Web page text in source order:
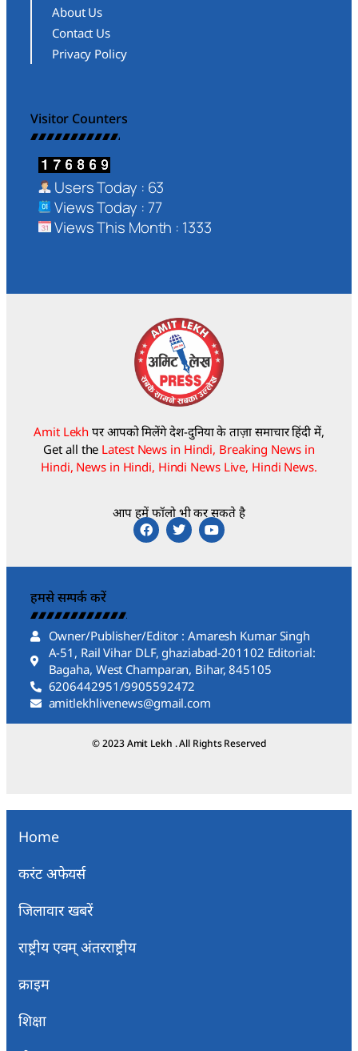
About Us
Contact Us
Privacy Policy
Visitor Counters
Users Today : 63
Views Today : 77
Views This Month : 1333
Amit Lekh पर आपको मिलेंगे देश-दुनिया के ताज़ा समाचार हिंदी में,
Get all the Latest News in Hindi, Breaking News in
Hindi, News in Hindi, Hindi News Live, Hindi News.
आप हमें फॉलो भी कर सकते है
हमसे सम्पर्क करें
Owner/Publisher/Editor : Amaresh Kumar Singh
A-51, Rail Vihar DLF, ghaziabad-201102 Editorial:
Bagaha, West Champaran, Bihar, 845105
6206442951/9905592472
amitlekhlivenews@gmail.com
© 2023 Amit Lekh . All Rights Reserved
Home
करंट अफेयर्स
जिलावार खबरें
राष्ट्रीय एवम् अंतरराष्ट्रीय
क्राइम
शिक्षा